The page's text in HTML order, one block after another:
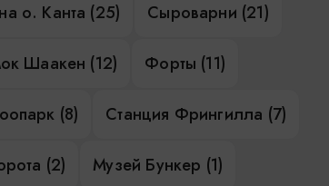
о. Канта (25) Сыроварни (21)
Шаакен (12) Форты (11)
(8) Станция Фрингилла (7)
(2) Музей Бункер (1)